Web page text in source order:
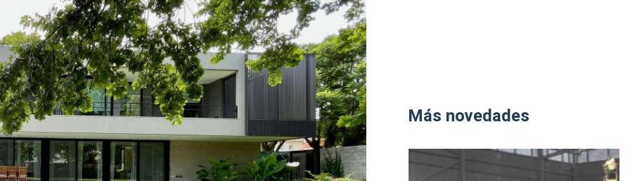
Más novedades